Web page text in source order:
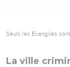
Seuls les Évangiles
La ville